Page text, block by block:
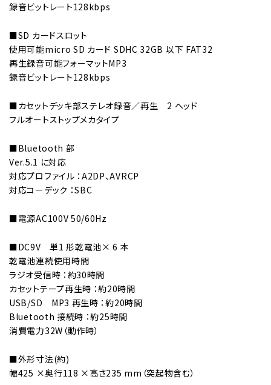
録音ビットレート128kbps
■SD カードスロット
使用可能micro SD カード SDHC 32GB 以下 FAT32
再生録音可能フォーマットMP3
録音ビットレート128kbps
■カセットデッキ部ステレオ録音／再生 2 ヘッド
フルオートストップメカタイプ
■Bluetooth 部
Ver.5.1 に対応
対応プロファイル ：A2DP、AVRCP
対応コーデック ：SBC
■電源AC100V 50/60Hz
■DC9V 単1 形乾電池× 6 本
乾電池連続使用時間
ラジオ受信時 ：約30時間
カセットテープ再生時 ：約20時間
USB/SD MP3 再生時 ：約20時間
Bluetooth 接続時 ：約25時間
消費電力32W（動作時）
■外形寸法(約)
幅425 ×奥行118 ×高さ235 mm（突起物含む）